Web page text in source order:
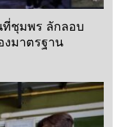
ที่ชุมพร ลักลอบ
งมาตรฐาน